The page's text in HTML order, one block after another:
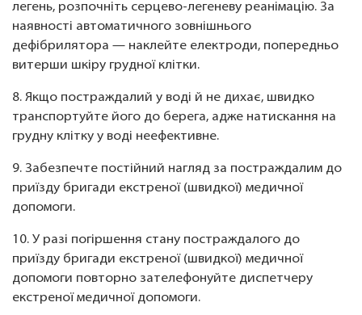
легень, розпочніть серцево-легеневу реанімацію. За
наявності автоматичного зовнішнього
дефібрилятора — наклейте електроди, попередньо
витерши шкіру грудної клітки.
8. Якщо постраждалий у воді й не дихає, швидко
транспортуйте його до берега, адже натискання на
грудну клітку у воді неефективне.
9. Забезпечте постійний нагляд за постраждалим до
приїзду бригади екстреної (швидкої) медичної
допомоги.
10. У разі погіршення стану постраждалого до
приїзду бригади екстреної (швидкої) медичної
допомоги повторно зателефонуйте диспетчеру
екстреної медичної допомоги.